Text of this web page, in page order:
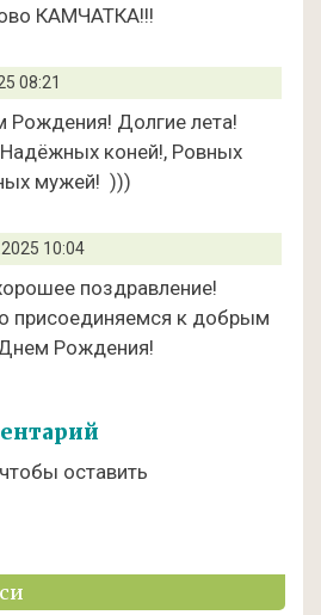
КАМЧАТКА!!!
08:21
Рождения! Долгие лета!
коней!, Ровных
мужей! )))
10:04
поздравление!
присоединяемся к добрым
Рождения!
оставить